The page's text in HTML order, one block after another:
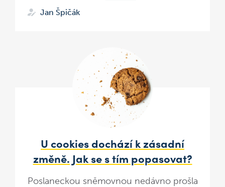
Jan Špičák
U cookies dochází k zásadní
změně. Jak se s tím popasovat?
Poslaneckou sněmovnou nedávno prošla